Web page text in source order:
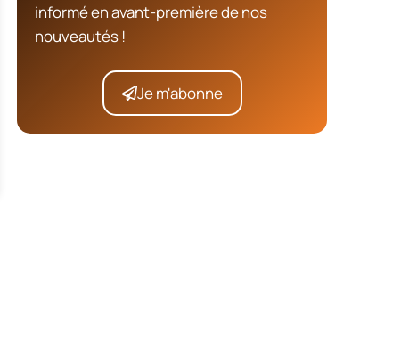
informé en avant-première de nos
nouveautés !
Je m'abonne